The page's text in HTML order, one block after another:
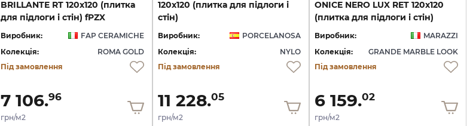
BRILLANTE RT 120х120 (плитка
для підлоги і стін) fPZX
Виробник:
FAP CERAMICHE
Колекція:
ROMA GOLD
Під замовлення
7 106.96
грн/м2
120x120 (плитка для підлоги і
стін)
Виробник:
PORCELANOSA
Колекція:
NYLO
Під замовлення
11 228.05
грн/м2
ONICE NERO LUX RET 120х120
(плитка для підлоги і стін)
Виробник:
MARAZZI
Колекція:
GRANDE MARBLE LOOK
Під замовлення
6 159.02
грн/м2